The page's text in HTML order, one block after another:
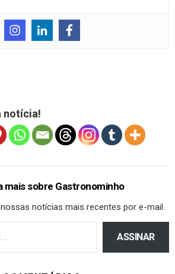
notícia!
mais sobre Gastronominho
notícias mais recentes por e-mail.
ASSINAR